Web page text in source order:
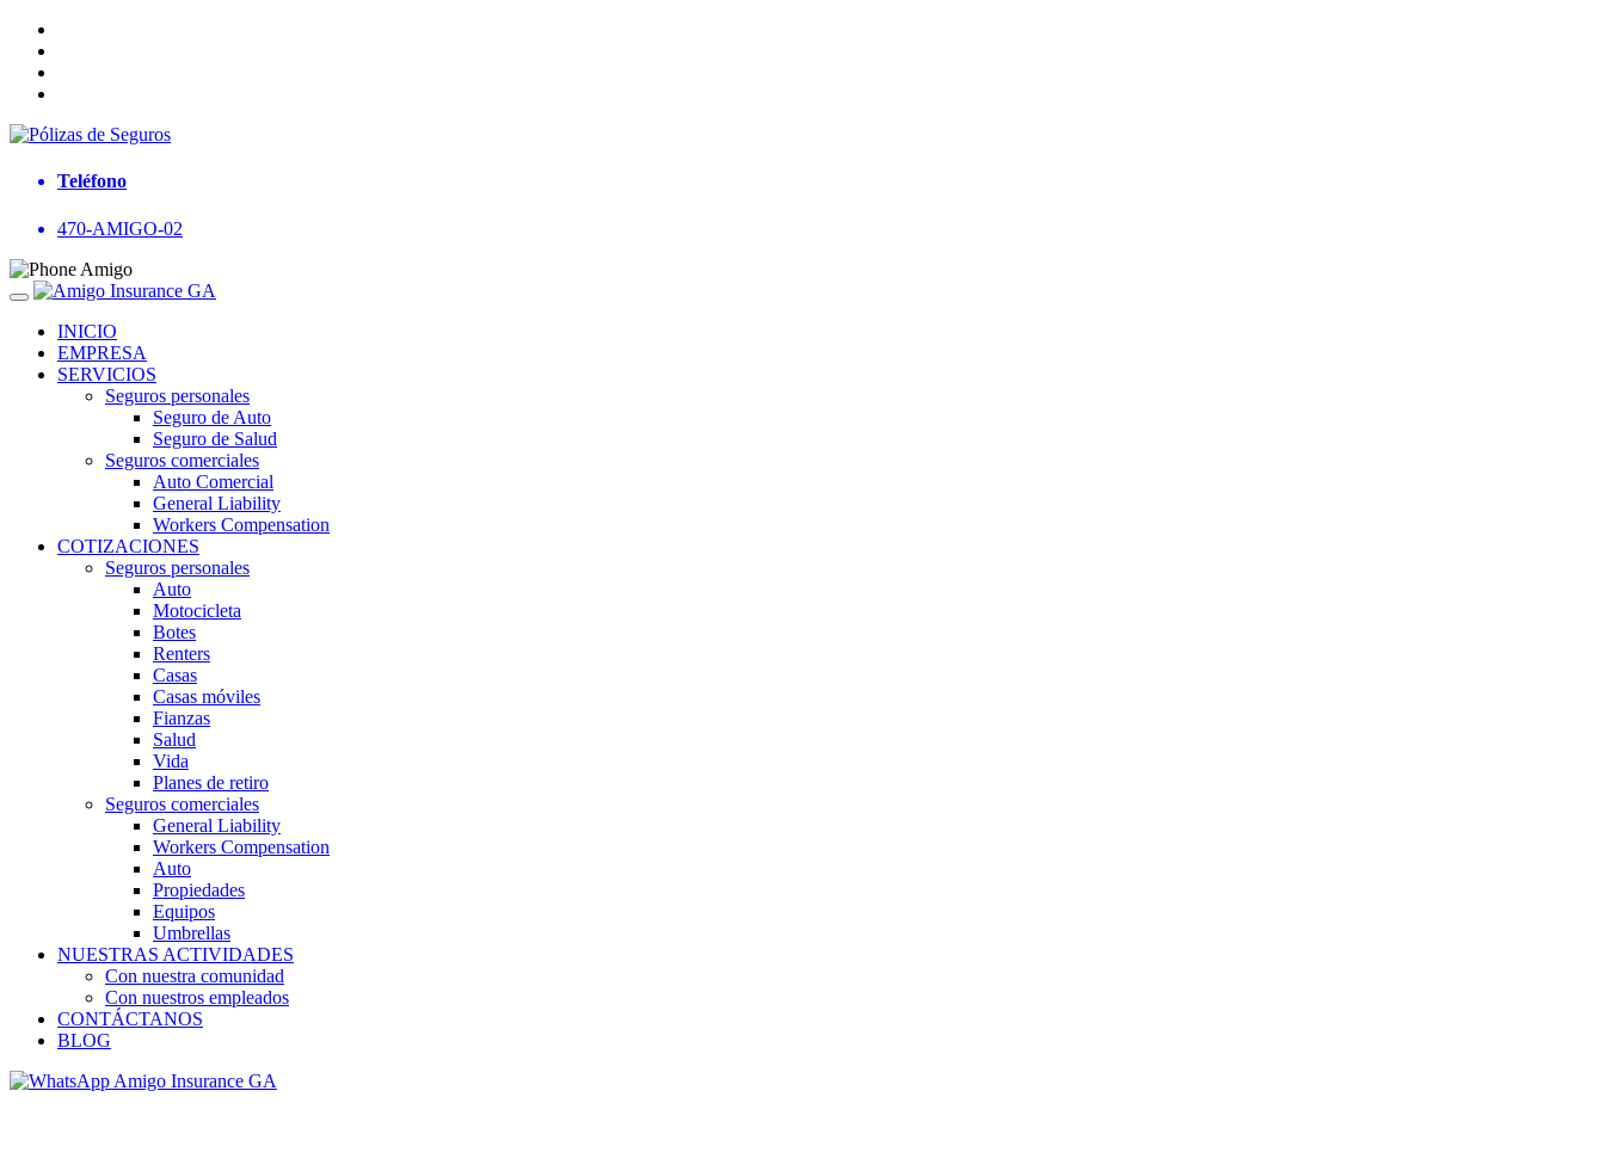
Teléfono
470-AMIGO-02
INICIO
EMPRESA
SERVICIOS
Seguros personales
Seguro de Auto
Seguro de Salud
Seguros comerciales
Auto Comercial
General Liability
Workers Compensation
COTIZACIONES
Seguros personales
Auto
Motocicleta
Botes
Renters
Casas
Casas móviles
Fianzas
Salud
Vida
Planes de retiro
Seguros comerciales
General Liability
Workers Compensation
Auto
Propiedades
Equipos
Umbrellas
NUESTRAS ACTIVIDADES
Con nuestra comunidad
Con nuestros empleados
CONTÁCTANOS
BLOG